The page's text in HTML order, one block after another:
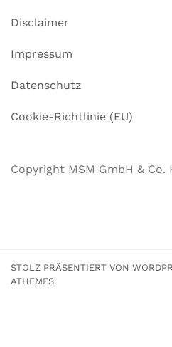
Disclaimer
Impressum
Datenschutz
Cookie-Richtlinie (EU)
Copyright MSM GmbH & Co.
STOLZ PRÄSENTIERT VON
ATHEMES.